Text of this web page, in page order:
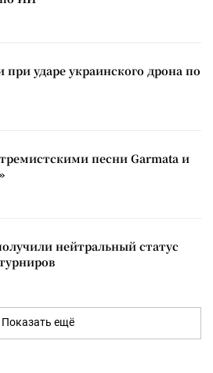
при ударе украинского дрона по
песни Garmata и
нейтральный статус
Показать ещё